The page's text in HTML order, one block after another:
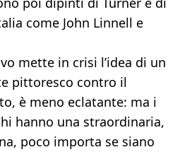
come John Linnell e
mette in crisi l’idea di un
pittoresco contro il
è meno eclatante: ma i
hanno una straordinaria,
poco importa se siano